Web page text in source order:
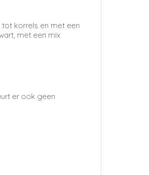
korrels en met een
met een mix
er ook geen